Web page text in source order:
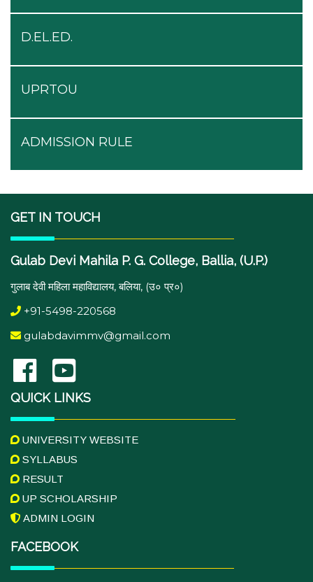
D.EL.ED.
UPRTOU
ADMISSION RULE
GET IN TOUCH
Gulab Devi Mahila P. G. College, Ballia, (U.P.)
गुलाब देवी महिला महाविद्यालय, बलिया, (उ० प्र०)
+91-5498-220568
gulabdavimmv@gmail.com
QUICK LINKS
UNIVERSITY WEBSITE
SYLLABUS
RESULT
UP SCHOLARSHIP
ADMIN LOGIN
FACEBOOK